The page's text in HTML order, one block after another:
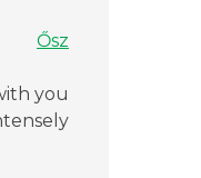
Ősz
you